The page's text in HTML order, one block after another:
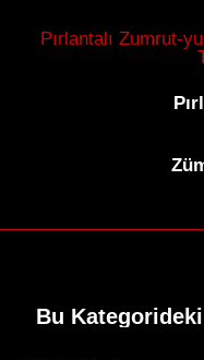
Pırlantalı Zumrut-
Bu